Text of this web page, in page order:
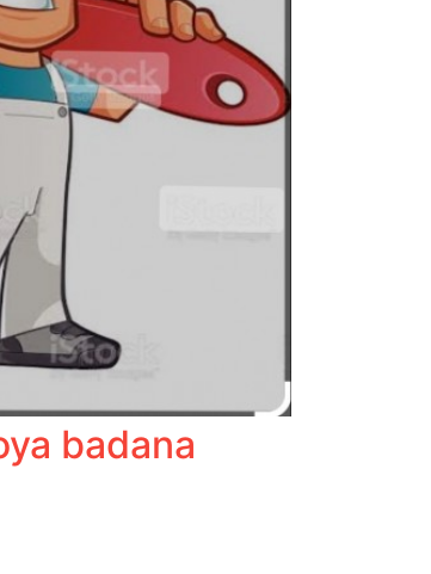
badana